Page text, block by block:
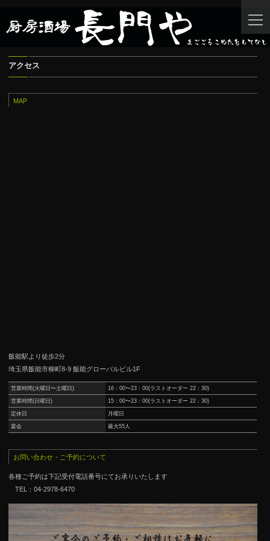
アクセス
MAP
飯能駅より徒歩2分
埼玉県飯能市柳町8-9 飯能グローバルビル1F
営業時間(火曜日〜土曜日) 16：00〜23：00(ラストオーダー 22：30)
営業時間(日曜日) 15：00〜23：00(ラストオーダー 22：30)
定休日 月曜日
宴会 最大55人
お問い合わせ・ご予約について
各種ご予約は下記受付電話番号にてお承りいたします
TEL：04-2978-6470